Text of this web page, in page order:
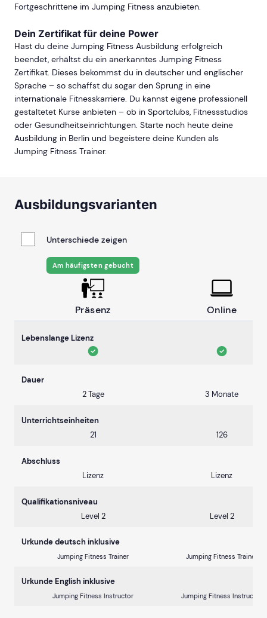
Fortgeschrittene im Jumping Fitness anzubieten.
Dein Zertifikat für deine Power
Hast du deine Jumping Fitness Ausbildung erfolgreich
beendet, erhältst du ein anerkanntes Jumping Fitness
Zertifikat. Dieses bekommst du in deutscher und englischer
Sprache – so schaffst du sogar den Sprung in eine
internationale Fitnesskarriere. Du kannst eigene professionell
gestaltetet Kurse anbieten – ob in Sportclubs, Fitnessstudios
oder Gesundheitseinrichtungen. Starte noch heute deine
Ausbildung in Berlin und begeistere deine Kunden als
Jumping Fitness Trainer.
Ausbildungsvarianten
Unterschiede zeigen
Präsenz
Am häufigsten gebucht
Online
Lebenslange Lizenz
Dauer
2 Tage
3 Monate
Unterrichtseinheiten
21
126
Abschluss
Lizenz
Lizenz
Qualifikationsniveau
Level 2
Level 2
Urkunde deutsch inklusive
Jumping Fitness Trainer Jumping Fitness Trainer
Urkunde English inklusive
Jumping Fitness Instructor Jumping Fitness Instructor